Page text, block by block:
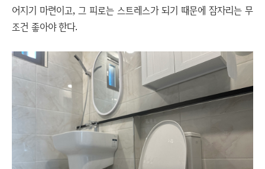
어지기 마련이고, 그 피로는 스트레스가 되기 때문에 잠자리는 무
조건 좋아야 한다.